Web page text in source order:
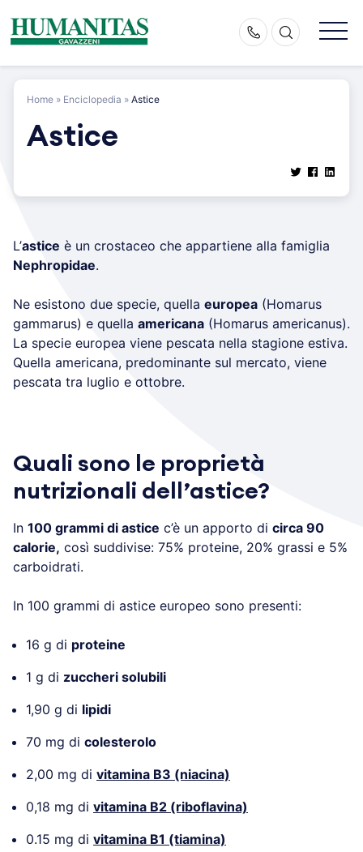
content
Home » Enciclopedia » Astice
Astice
L’astice è un crostaceo che appartiene alla famiglia
Nephropidae.
Ne esistono due specie, quella europea (Homarus
gammarus) e quella americana (Homarus americanus).
La specie europea viene pescata nella stagione estiva.
Quella americana, predominante sul mercato, viene
pescata tra luglio e ottobre.
Quali sono le proprietà
nutrizionali dell’astice?
In 100 grammi di astice c’è un apporto di circa 90
calorie, così suddivise: 75% proteine, 20% grassi e 5%
carboidrati.
In 100 grammi di astice europeo sono presenti:
16 g di proteine
1 g di zuccheri solubili
1,90 g di lipidi
70 mg di colesterolo
2,00 mg di vitamina B3 (niacina)
0,18 mg di vitamina B2 (riboflavina)
0.15 mg di vitamina B1 (tiamina)